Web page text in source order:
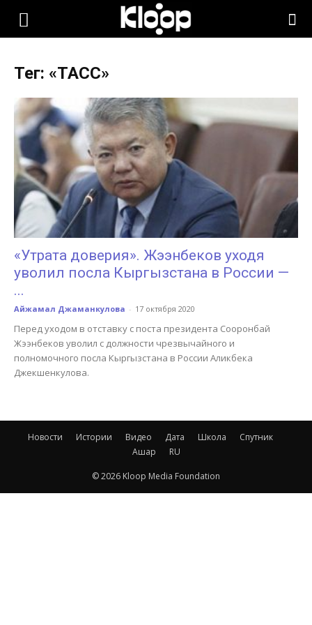
KLOOP.KG
Новости
Кыргызстана
Тег: «ТАСС»
«Утрата доверия». Жээнбеков уходя
уволил посла Кыргызстана в России —
...
Айжамал Джаманкулова - 17 октября 2020
Перед уходом в отставку с поста президента Сооронбай
Жээнбеков уволил с должности чрезвычайного и
полномочного посла Кыргызстана в России Аликбека
Джекшенкулова.
Новости Истории Видео Дата Школа
Спутник
Ашар
RU
© 2026 Kloop Media Foundation